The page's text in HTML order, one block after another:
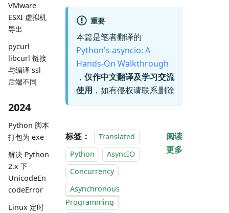
VMware
ESXI 虚拟机
导出
pycurl
libcurl 链接
与编译 ssl
后端不同
2024
Python 脚本
打包为 exe
解决 Python
2.x 下
UnicodeEn
codeError
Linux 定时
重要
本篇是笔者翻译的
Python's asyncio: A
Hands-On Walkthrough
， 仅作中文翻译及学习交流
使用 ，如有侵权请联系删除
标签：
Translated
Python
AsyncIO
Concurrency
Asynchronous
Programming
阅读
更多